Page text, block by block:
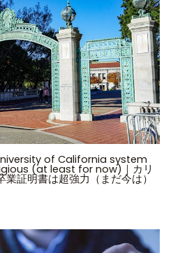
of California system
(at least for now)｜カリ
証明書は超強力（まだ今は）